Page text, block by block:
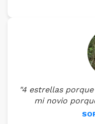
"4 estrellas
mi novio